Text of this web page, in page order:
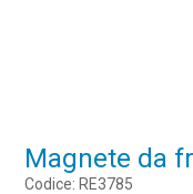
Magnete da
Codice: RE3785